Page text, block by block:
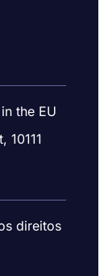
the EU
10111
direitos